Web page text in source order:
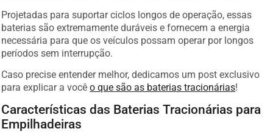
Projetadas para suportar ciclos longos de operação, essas
baterias são extremamente duráveis e fornecem a energia
necessária para que os veículos possam operar por longos
períodos sem interrupção.
Caso precise entender melhor, dedicamos um post exclusivo
para explicar a vocêo que são as baterias tracionárias!
Características das Baterias Tracionárias para
Empilhadeiras